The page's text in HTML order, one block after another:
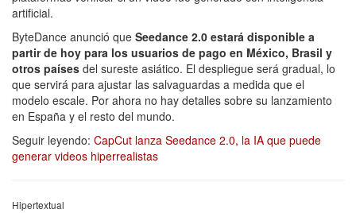
artificial.
ByteDance anunció que Seedance 2.0 estará disponible a
partir de hoy para los usuarios de pago en México, Brasil y
otros países del sureste asiático. El despliegue será gradual, lo
que servirá para ajustar las salvaguardas a medida que el
modelo escale. Por ahora no hay detalles sobre su lanzamiento
en España y el resto del mundo.
Seguir leyendo: CapCut lanza Seedance 2.0, la IA que puede
generar videos hiperrealistas
Hipertextual